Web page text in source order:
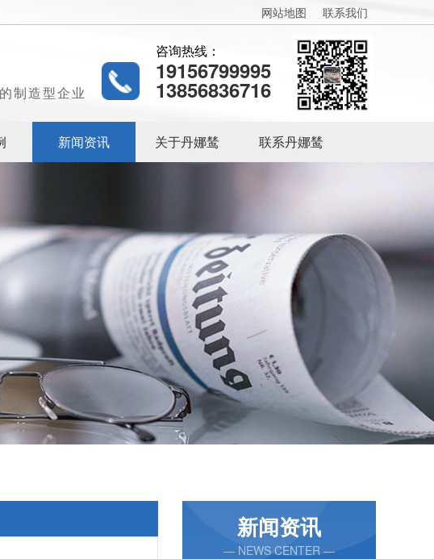
网站地图 联系我们
制造型企业
咨询热线：
19156799995
13856836716
新闻资讯 关于丹娜鸶 联系丹娜鸶
新闻资讯
— NEWS CENTER —